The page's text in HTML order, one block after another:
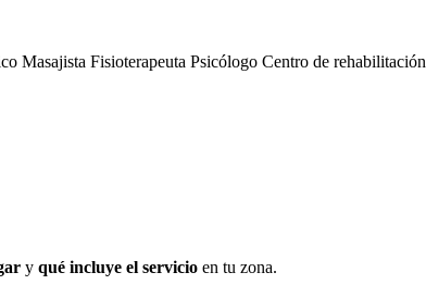
Masajista Fisioterapeuta Psicólogo Centro de rehabilitación
y qué incluye el servicio en tu zona.